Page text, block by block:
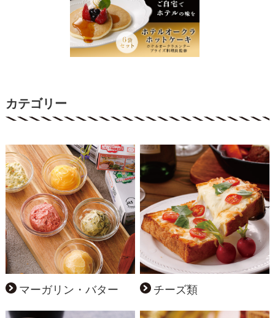
カテゴリー
マーガリン・バター チーズ類